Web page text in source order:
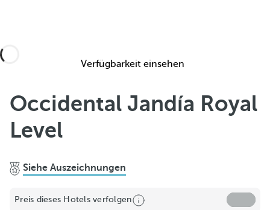
Weitere Fotos und Videos anzeigen
Verfügbarkeit einsehen
Occidental Jandía Royal
Level
Siehe Auszeichnungen
Preis dieses Hotels verfolgen